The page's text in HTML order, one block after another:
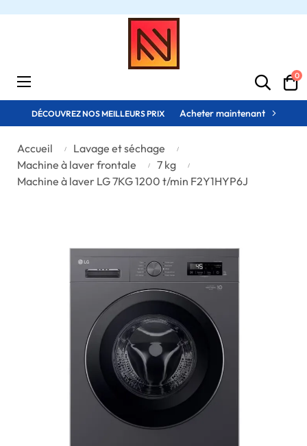
Basculer
la
navigation
☰ 0
DÉCOUVREZ NOS MEILLEURS PRIX Acheter maintenant
Accueil
Lavage et séchage
Machine à laver frontale
7 kg
Machine à laver LG 7KG 1200 t/min F2Y1HYP6J